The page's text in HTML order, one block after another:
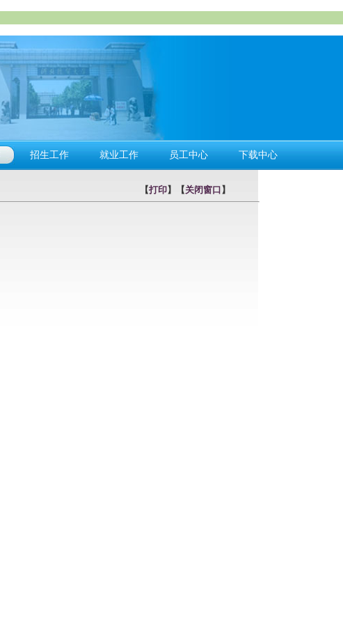
招生工作 就业工作 员工中心 下载中心
【打印】【 关闭窗口 】